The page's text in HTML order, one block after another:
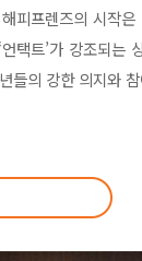
피프렌즈의 시작
택트’가 강조되는
들의 강한 의지와